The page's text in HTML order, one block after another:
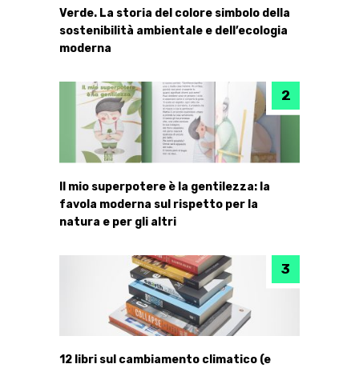
Verde. La storia del colore simbolo della
sostenibilità ambientale e dell’ecologia
moderna
Il mio superpotere è la gentilezza: la
favola moderna sul rispetto per la
natura e per gli altri
12 libri sul cambiamento climatico (e